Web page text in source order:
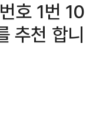
호 1번 10
추천 합니